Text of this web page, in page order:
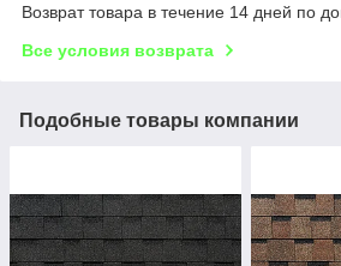
Возврат товара в течение 14 дней по
Все условия возврата
Подобные товары компании